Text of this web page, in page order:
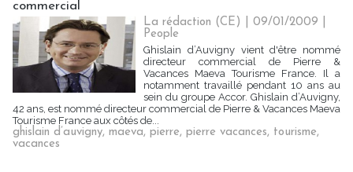
commercial
La rédaction (CE) | 09/01/2009
People
Ghislain d’Auvigny vient d'être nommé
directeur commercial de Pierre &
Vacances Maeva Tourisme France. Il a
notamment travaillé pendant 10 ans au
sein du groupe Accor. Ghislain d’Auvigny,
42 ans, est nommé directeur commercial de Pierre & Vacances Maeva
Tourisme France aux côtés de...
ghislain d’auvigny, maeva, pierre, pierre vacances, tourisme,
vacances